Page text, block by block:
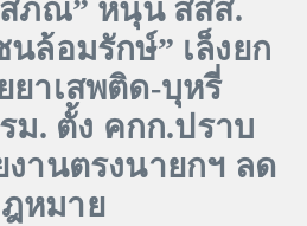
ภณ” หนุน สสส.
ล้อมรักษ์” เล็งยก
ยาเสพติด-บุหรี่
ม. ตั้ง คกก.ปราบ
านตรงนายกฯ ลด
หมาย